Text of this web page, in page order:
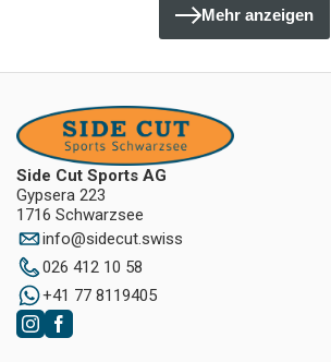
Mehr anzeigen
Side Cut Sports AG
Gypsera 223
1716 Schwarzsee
info@sidecut.swiss
026 412 10 58
+41 77 8119405